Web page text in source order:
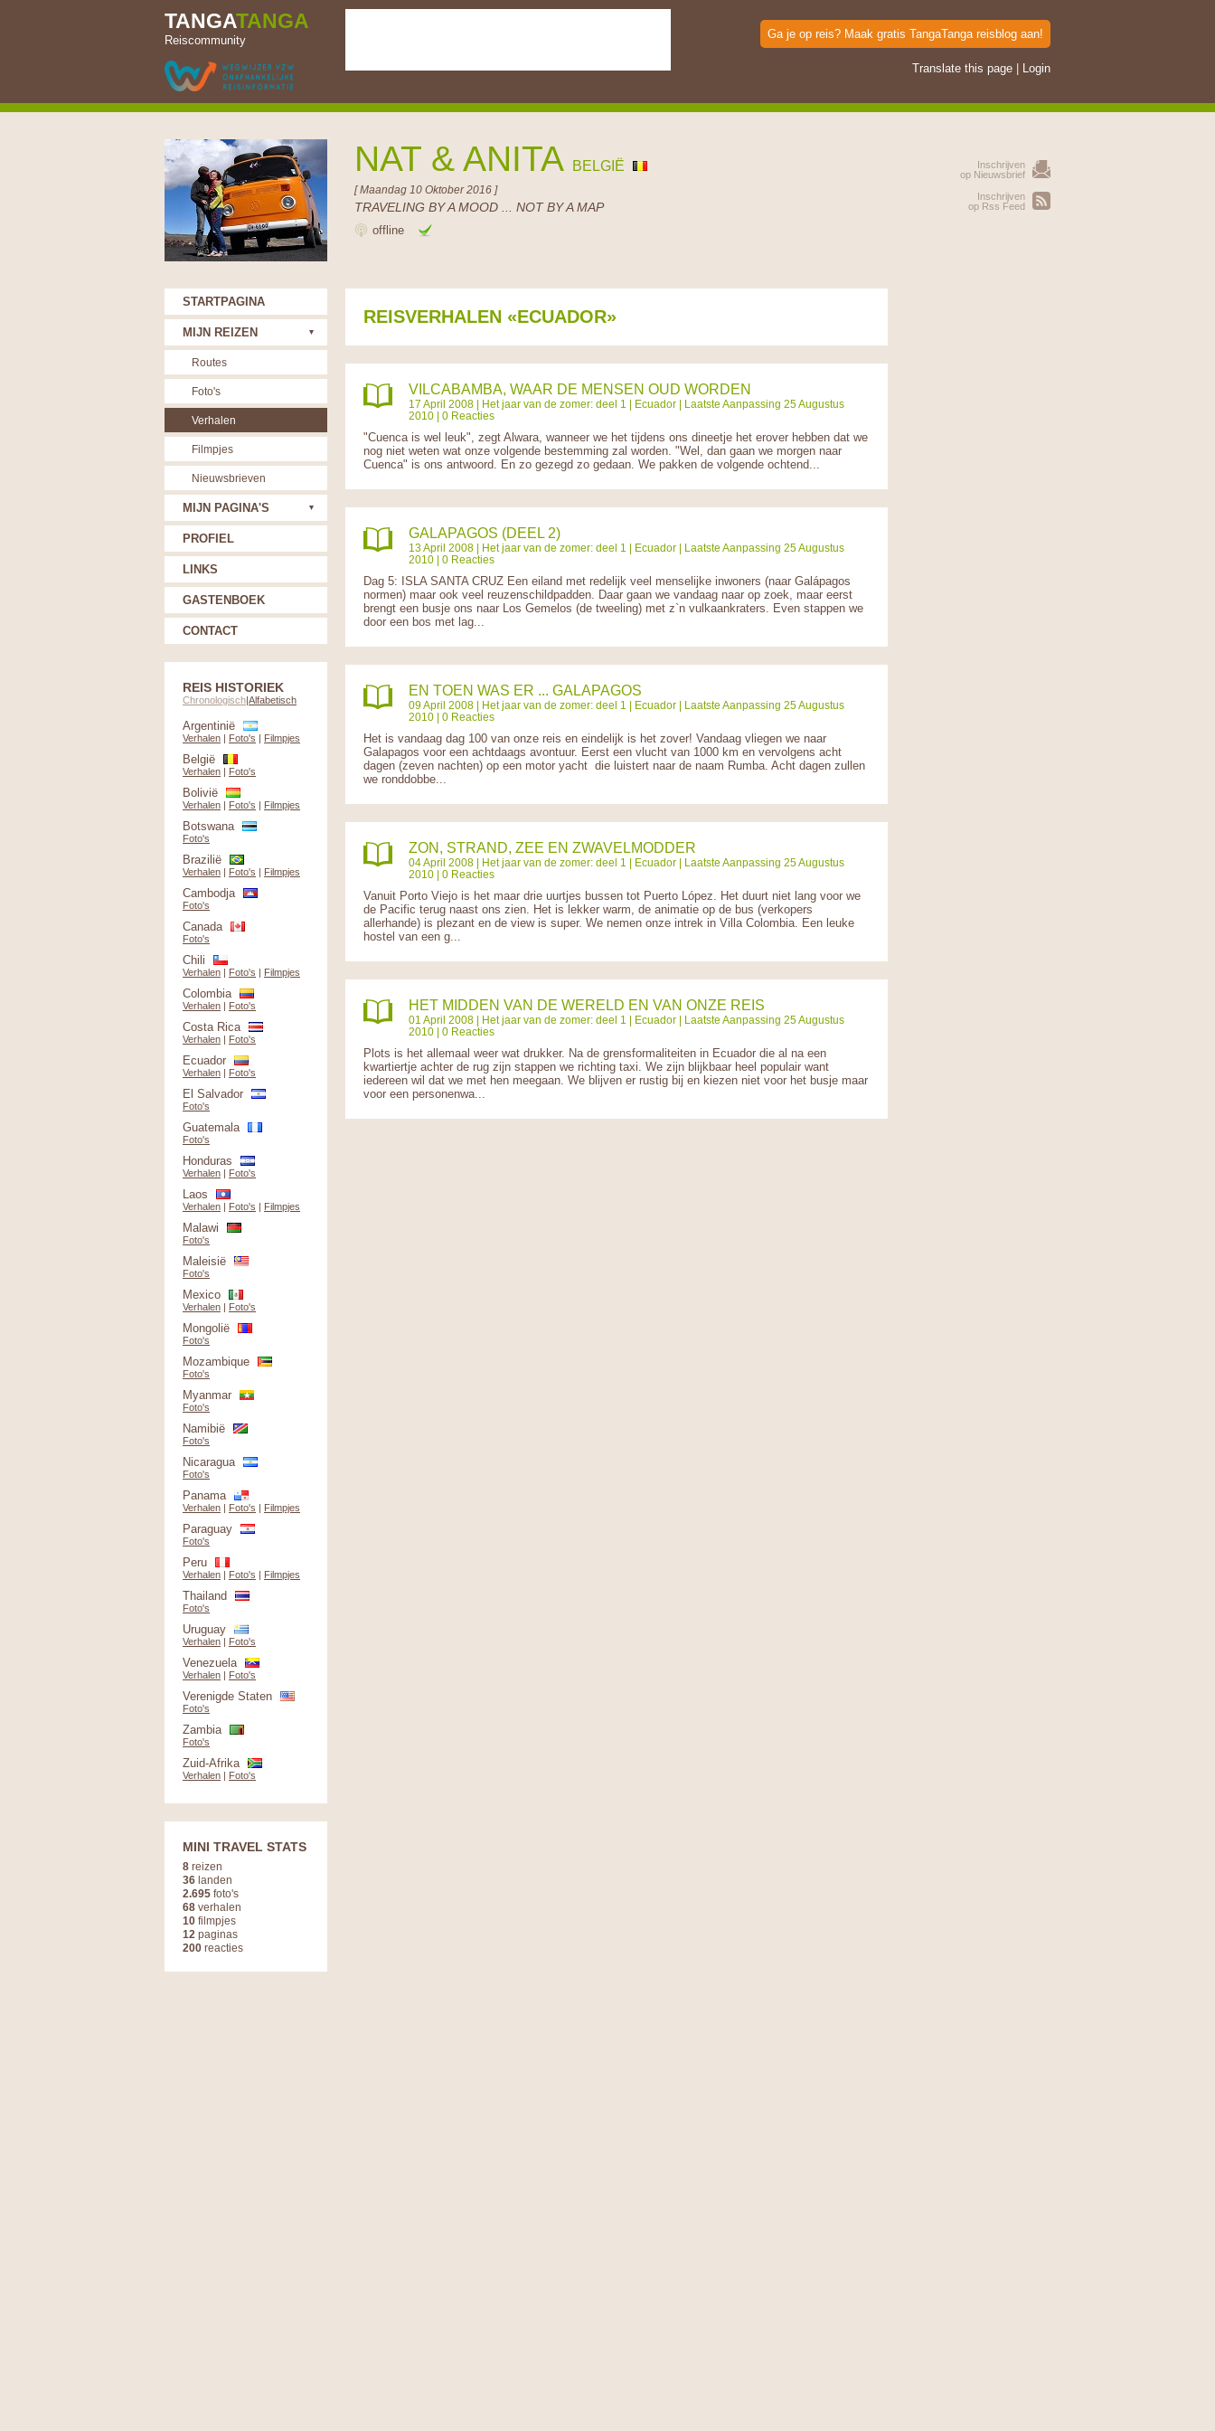
TANGATANGA
Reiscommunity Ga je op reis? Maak gratis TangaTanga reisblog aan!
Translate this page Login
NAT & ANITA BELGIË
[ Maandag 10 Oktober 2016 ]
TRAVELING BY A MOOD ... NOT BY A MAP
offline
Inschrijven
op Nieuwsbrief
Inschrijven
op Rss Feed
REISVERHALEN «ECUADOR»
VILCABAMBA, WAAR DE MENSEN OUD WORDEN
17 April 2008 | Het jaar van de zomer: deel 1 | Ecuador | Laatste Aanpassing 25 Augustus
2010 | 0 Reacties
"Cuenca is wel leuk", zegt Alwara, wanneer we het tijdens ons dineetje het erover hebben dat we
nog niet weten wat onze volgende bestemming zal worden. "Wel, dan gaan we morgen naar
Cuenca" is ons antwoord. En zo gezegd zo gedaan. We pakken de volgende ochtend...
GALAPAGOS (DEEL 2)
13 April 2008 | Het jaar van de zomer: deel 1 | Ecuador | Laatste Aanpassing 25 Augustus
2010 | 0 Reacties
Dag 5: ISLA SANTA CRUZ Een eiland met redelijk veel menselijke inwoners (naar Galápagos
normen) maar ook veel reuzenschildpadden. Daar gaan we vandaag naar op zoek, maar eerst
brengt een busje ons naar Los Gemelos (de tweeling) met z`n vulkaankraters. Even stappen we
door een bos met lag...
EN TOEN WAS ER ... GALAPAGOS
09 April 2008 | Het jaar van de zomer: deel 1 | Ecuador | Laatste Aanpassing 25 Augustus
2010 | 0 Reacties
Het is vandaag dag 100 van onze reis en eindelijk is het zover! Vandaag vliegen we naar
Galapagos voor een achtdaags avontuur. Eerst een vlucht van 1000 km en vervolgens acht
dagen (zeven nachten) op een motor yacht die luistert naar de naam Rumba. Acht dagen zullen
we ronddobbe...
ZON, STRAND, ZEE EN ZWAVELMODDER
04 April 2008 | Het jaar van de zomer: deel 1 | Ecuador | Laatste Aanpassing 25 Augustus
2010 | 0 Reacties
Vanuit Porto Viejo is het maar drie uurtjes bussen tot Puerto López. Het duurt niet lang voor we
de Pacific terug naast ons zien. Het is lekker warm, de animatie op de bus (verkopers
allerhande) is plezant en de view is super. We nemen onze intrek in Villa Colombia. Een leuke
hostel van een g...
HET MIDDEN VAN DE WERELD EN VAN ONZE REIS
01 April 2008 | Het jaar van de zomer: deel 1 | Ecuador | Laatste Aanpassing 25 Augustus
2010 | 0 Reacties
Plots is het allemaal weer wat drukker. Na de grensformaliteiten in Ecuador die al na een
kwartiertje achter de rug zijn stappen we richting taxi. We zijn blijkbaar heel populair want
iedereen wil dat we met hen meegaan. We blijven er rustig bij en kiezen niet voor het busje maar
voor een personenwa...
STARTPAGINA
MIJN REIZEN
Routes
Foto's
Verhalen
Filmpjes
Nieuwsbrieven
MIJN PAGINA'S
PROFIEL
LINKS
GASTENBOEK
CONTACT
REIS HISTORIEK
Chronologisch|Alfabetisch
Argentinië
Verhalen | Foto's | Filmpjes
België
Verhalen | Foto's
Bolivië
Verhalen | Foto's | Filmpjes
Botswana
Foto's
Brazilië
Verhalen | Foto's | Filmpjes
Cambodja
Foto's
Canada
Foto's
Chili
Verhalen | Foto's | Filmpjes
Colombia
Verhalen | Foto's
Costa Rica
Verhalen | Foto's
Ecuador
Verhalen | Foto's
El Salvador
Foto's
Guatemala
Foto's
Honduras
Verhalen | Foto's
Laos
Verhalen | Foto's | Filmpjes
Malawi
Foto's
Maleisië
Foto's
Mexico
Verhalen | Foto's
Mongolië
Foto's
Mozambique
Foto's
Myanmar
Foto's
Namibië
Foto's
Nicaragua
Foto's
Panama
Verhalen | Foto's | Filmpjes
Paraguay
Foto's
Peru
Verhalen | Foto's | Filmpjes
Thailand
Foto's
Uruguay
Verhalen | Foto's
Venezuela
Verhalen | Foto's
Verenigde Staten
Foto's
Zambia
Foto's
Zuid-Afrika
Verhalen | Foto's
MINI TRAVEL STATS
8 reizen
36 landen
2.695 foto's
68 verhalen
10 filmpjes
12 paginas
200 reacties